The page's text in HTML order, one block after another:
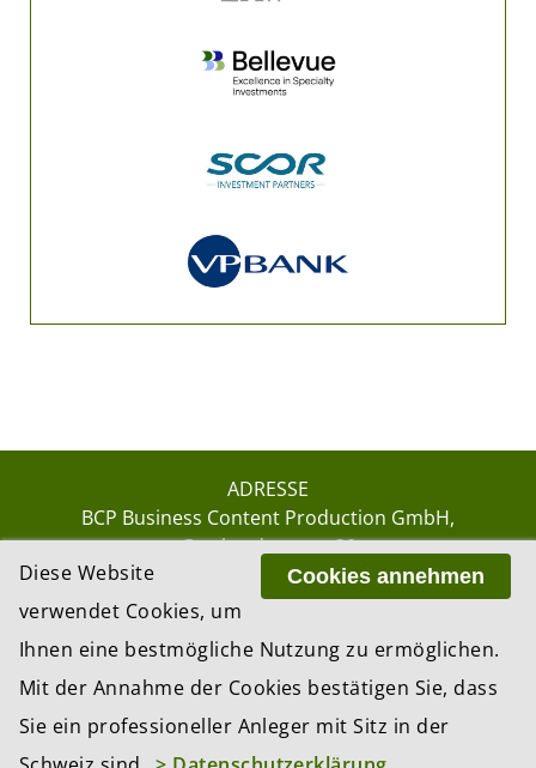
ADRESSE
BCP Business Content Production GmbH
Gotthardstrasse 38
8002 Zürich
GmbH, Zürich – Switzerland
Website by update AG, Zurich
Cookies annehmen
Diese Website
verwendet Cookies, um
Ihnen eine bestmögliche Nutzung zu ermöglichen.
Mit der Annahme der Cookies bestätigen Sie, dass
Sie ein professioneller Anleger mit Sitz in der